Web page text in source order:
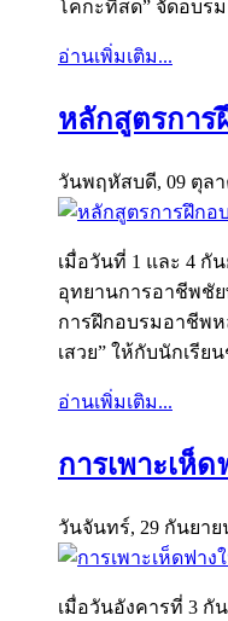
โคกะทิสด” จัดอบร
อ่านเพิ่มเติม...
หลักสูตรการ
วันพฤหัสบดี, 09 ตุลา
เมื่อวันที่ 1 และ 4 กั
อุทยานการอาชีพชั
การฝึกอบรมอาชีพห
เสวย” ให้กับนักเรีย
อ่านเพิ่มเติม...
การเพาะเห็
วันจันทร์, 29 กันยาย
เมื่อวันอังคารที่ 3 กั